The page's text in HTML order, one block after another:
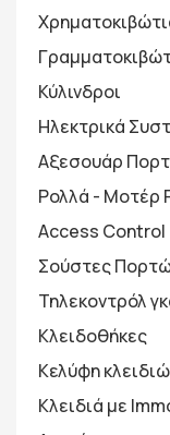
Κύλινδροι
Ηλεκτρικά
Αξεσουάρ
Ρολλά - Μοτέρ
Access Control
Σούστες
Τηλεκοντρόλ
Κλειδοθήκες
Κελύφη
Κλειδιά με